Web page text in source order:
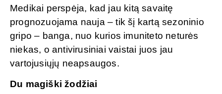
Medikai perspėja, kad jau kitą savaitę
prognozuojama nauja – tik šį kartą sezoninio
gripo – banga, nuo kurios imuniteto neturės
niekas, o antivirusiniai vaistai juos jau
vartojusiųjų neapsaugos.
Du magiški žodžiai